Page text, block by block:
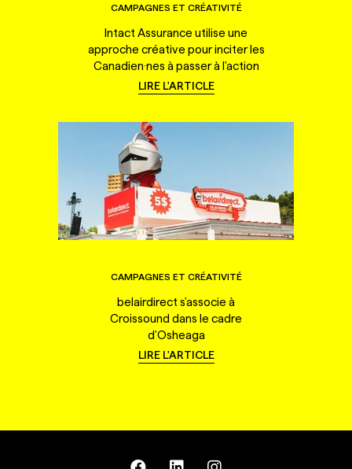
CAMPAGNES ET CRÉATIVITÉ
Intact Assurance utilise une
approche créative pour inciter les
Canadien·nes à passer à l'action
LIRE L'ARTICLE
CAMPAGNES ET CRÉATIVITÉ
belairdirect s'associe à
Croissound dans le cadre
d'Osheaga
LIRE L'ARTICLE